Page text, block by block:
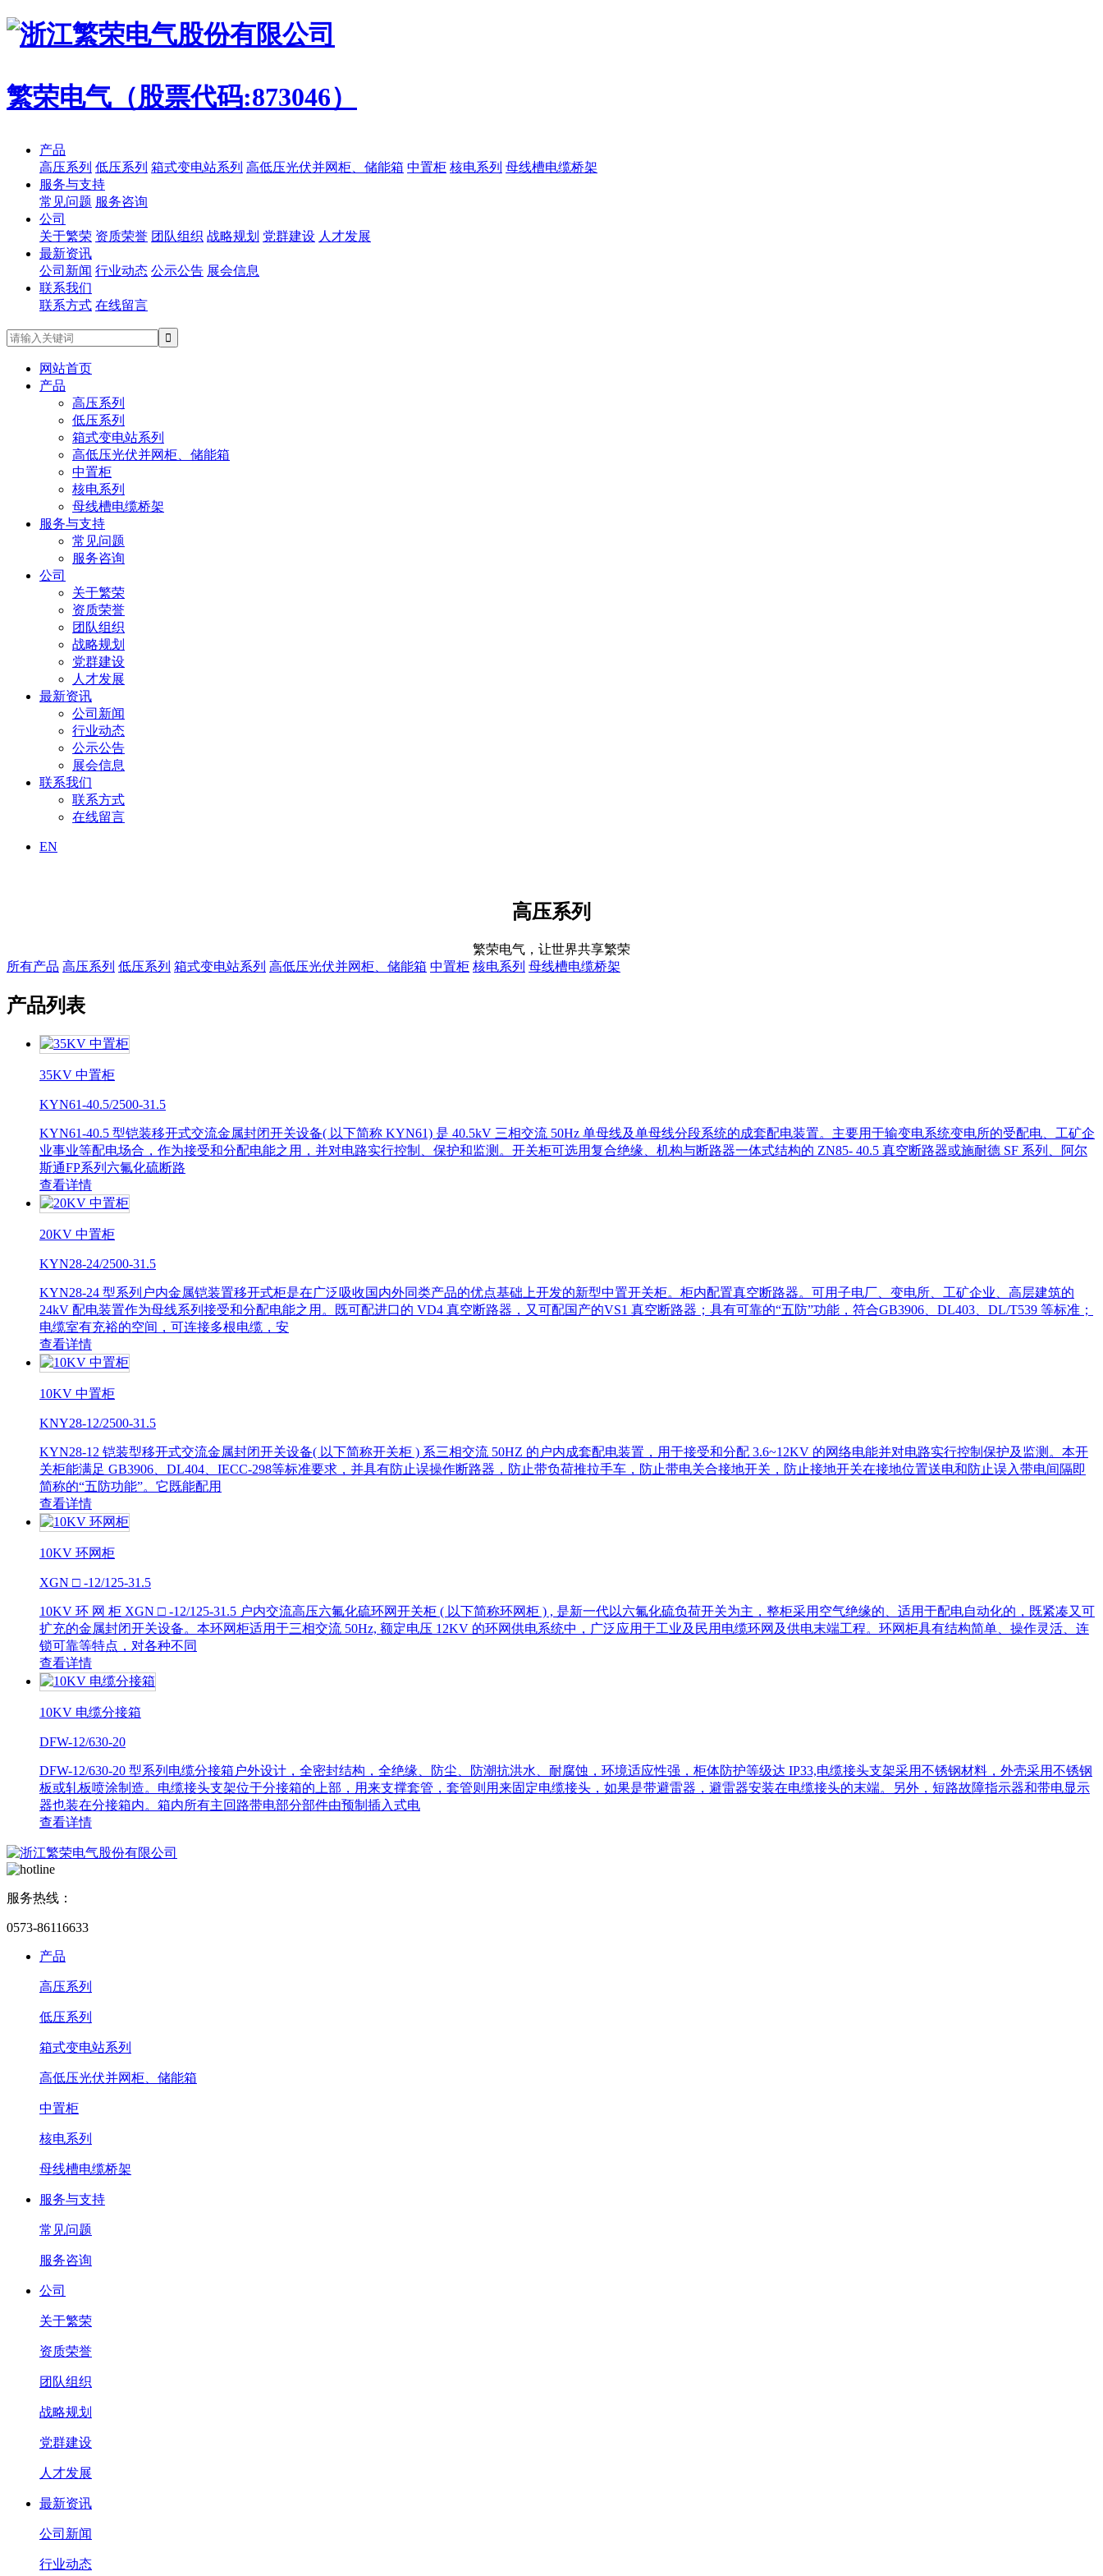
繁荣电气（股票代码:873046）
产品
高压系列 低压系列 箱式变电站系列 高低压光伏并网柜、储能箱 中置柜 核电系列 母线槽电缆桥架
服务与支持
常见问题 服务咨询
公司
关于繁荣 资质荣誉 团队组织 战略规划 党群建设 人才发展
最新资讯
公司新闻 行业动态 公示公告 展会信息
联系我们
联系方式 在线留言
网站首页
产品
高压系列
低压系列
箱式变电站系列
高低压光伏并网柜、储能箱
中置柜
核电系列
母线槽电缆桥架
服务与支持
常见问题
服务咨询
公司
关于繁荣
资质荣誉
团队组织
战略规划
党群建设
人才发展
最新资讯
公司新闻
行业动态
公示公告
展会信息
联系我们
联系方式
在线留言
EN
高压系列
繁荣电气，让世界共享繁荣
所有产品 高压系列 低压系列 箱式变电站系列 高低压光伏并网柜、储能箱 中置柜 核电系列 母线槽电缆桥架
产品列表
35KV 中置柜
KYN61-40.5/2500-31.5
KYN61-40.5 型铠装移开式交流金属封闭开关设备( 以下简称 KYN61) 是 40.5kV 三相交流 50Hz 单母线及单母线分段系统的成套配电装置。主要用于输变电系统变电所的受配电、工矿企
业事业等配电场合，作为接受和分配电能之用，并对电路实行控制、保护和监测。开关柜可选用复合绝缘、机构与断路器一体式结构的 ZN85- 40.5 真空断路器或施耐德 SF 系列、阿尔
斯通FP系列六氟化硫断路
查看详情
20KV 中置柜
KYN28-24/2500-31.5
KYN28-24 型系列户内金属铠装置移开式柜是在广泛吸收国内外同类产品的优点基础上开发的新型中置开关柜。柜内配置真空断路器。可用子电厂、变电所、工矿企业、高层建筑的
24kV 配电装置作为母线系列接受和分配电能之用。既可配进口的 VD4 真空断路器，又可配国产的VS1 真空断路器；具有可靠的“五防”功能，符合GB3906、DL403、DL/T539 等标准；
电缆室有充裕的空间，可连接多根电缆，安
查看详情
10KV 中置柜
KNY28-12/2500-31.5
KYN28-12 铠装型移开式交流金属封闭开关设备( 以下简称开关柜 ) 系三相交流 50HZ 的户内成套配电装置，用于接受和分配 3.6~12KV 的网络电能并对电路实行控制保护及监测。本开
关柜能满足 GB3906、DL404、IECC-298等标准要求，并具有防止误操作断路器，防止带负荷推拉手车，防止带电关合接地开关，防止接地开关在接地位置送电和防止误入带电间隔即
简称的“五防功能”。它既能配用
查看详情
10KV 环网柜
XGN □ -12/125-31.5
10KV 环 网 柜 XGN □ -12/125-31.5 户内交流高压六氟化硫环网开关柜 ( 以下简称环网柜 ) , 是新一代以六氟化硫负荷开关为主，整柜采用空气绝缘的、适用于配电自动化的，既紧凑又可
扩充的金属封闭开关设备。本环网柜适用于三相交流 50Hz, 额定电压 12KV 的环网供电系统中，广泛应用于工业及民用电缆环网及供电末端工程。环网柜具有结构简单、操作灵活、连
锁可靠等特点，对各种不同
查看详情
10KV 电缆分接箱
DFW-12/630-20
DFW-12/630-20 型系列电缆分接箱户外设计，全密封结构，全绝缘、防尘、防潮抗洪水、耐腐蚀，环境适应性强，柜体防护等级达 IP33,电缆接头支架采用不锈钢材料，外壳采用不锈钢
板或轧板喷涂制造。电缆接头支架位于分接箱的上部，用来支撑套管，套管则用来固定电缆接头，如果是带避雷器，避雷器安装在电缆接头的末端。另外，短路故障指示器和带电显示
器也装在分接箱内。箱内所有主回路带电部分部件由预制插入式电
查看详情
服务热线：
0573-86116633
产品
高压系列
低压系列
箱式变电站系列
高低压光伏并网柜、储能箱
中置柜
核电系列
母线槽电缆桥架
服务与支持
常见问题
服务咨询
公司
关于繁荣
资质荣誉
团队组织
战略规划
党群建设
人才发展
最新资讯
公司新闻
行业动态